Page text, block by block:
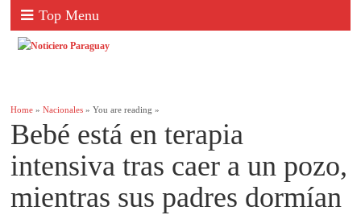
Top Menu
Home »Nacionales » You are reading »
Bebé está en terapia
intensiva tras caer a un pozo,
mientras sus padres dormían